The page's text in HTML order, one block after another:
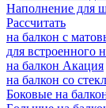
Наполнение для
Рассчитать
на балкон с
для встроенного
на балкон Акация
на балкон со
Боковые на